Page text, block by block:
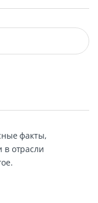
факты,
в отрасли